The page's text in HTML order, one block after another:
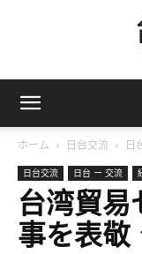
ホーム 日台交流 日
日台交流 日台 ー 交流
台湾貿易
事を表敬